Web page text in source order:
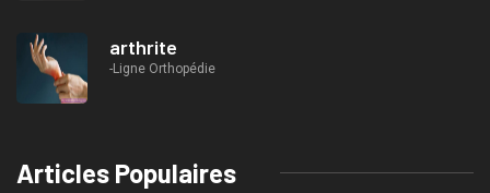
arthrite
-Ligne Orthopédie
Articles Populaires